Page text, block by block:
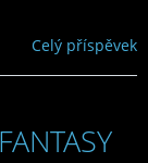
Celý příspěvek